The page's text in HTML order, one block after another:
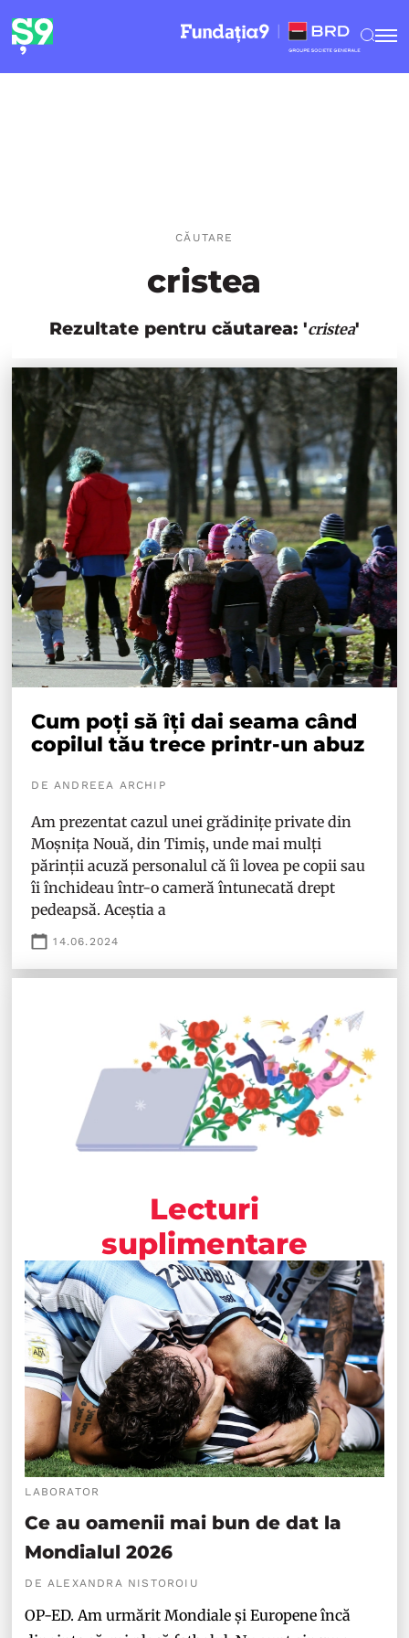
CĂUTARE
cristea
Rezultate pentru căutarea: 'cristea'
Cum poți să îți dai seama când
copilul tău trece printr-un abuz
DE ANDREEA ARCHIP
Am prezentat cazul unei grădinițe private din
Moșnița Nouă, din Timiș, unde mai mulți
părinții acuză personalul că îi lovea pe copii sau
îi închideau într-o cameră întunecată drept
pedeapsă. Aceștia a
14.06.2024
Lecturi
suplimentare
LABORATOR
Ce au oamenii mai bun de dat la
Mondialul 2026
DE ALEXANDRA NISTOROIU
OP-ED. Am urmărit Mondiale și Europene încă